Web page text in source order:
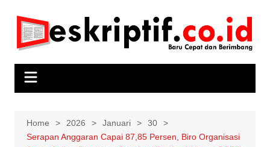
content
Home 2026 Januari
30
Serapan Anggaran Capai 87,85 Persen, Biro Organisasi